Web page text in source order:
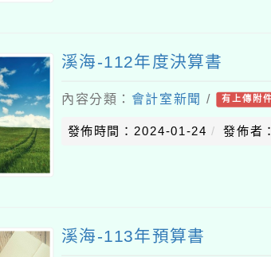
溪海-112年度決算書
內容分類： 會計室新聞 / 有上傳附
發佈時間：2024-01-24 發佈者
溪海-113年預算書